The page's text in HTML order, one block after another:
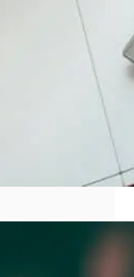
SASU : tout